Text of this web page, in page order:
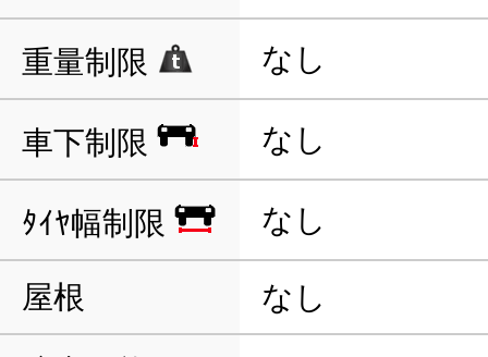
重量制限 なし
車下制限 なし
ﾀｲﾔ幅制限 なし
屋根 なし